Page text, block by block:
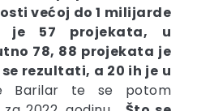
većoj do 1 milijarde
je 57 projekata, u
78, 88 projekata je
rezultati, a 20 ih je u
Barilar te se potom